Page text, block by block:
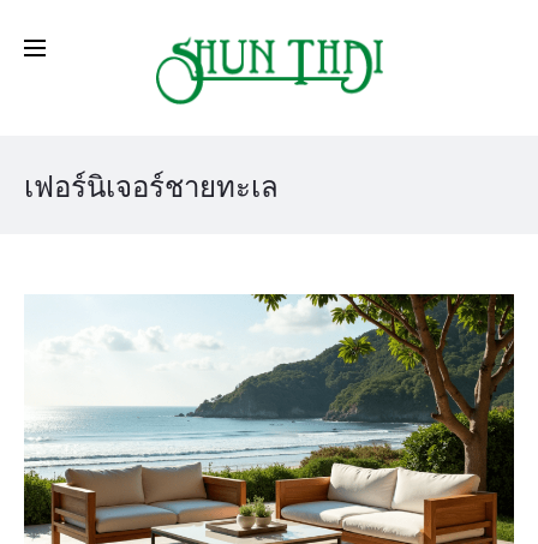
เฟอร์นิเจอร์ชายทะเล